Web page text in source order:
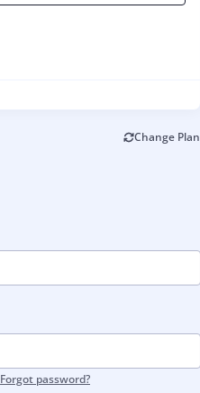
Change Plan
Forgot password?